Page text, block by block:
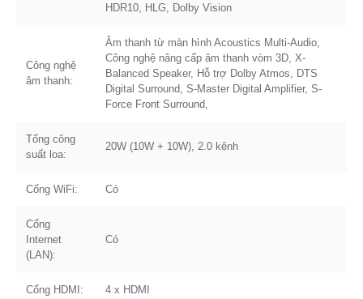
HDR10, HLG, Dolby Vision
Công nghệ
âm thanh:
Âm thanh từ màn hình Acoustics Multi-Audio,
Công nghệ nâng cấp âm thanh vòm 3D, X-
Balanced Speaker, Hỗ trợ Dolby Atmos, DTS
Digital Surround, S-Master Digital Amplifier, S-
Force Front Surround,
Tổng công
suất loa:
20W (10W + 10W), 2.0 kênh
Cổng WiFi: Có
Cổng
Internet
(LAN):
Có
Cổng HDMI: 4 x HDMI